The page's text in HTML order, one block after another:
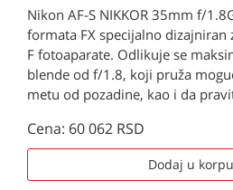
Nikon AF-S NIKKOR 35mm f/
formata FX specijalno
F fotoaparate. Odlikuje se
blende od f/1.8, koji pruža
metu od pozadine, kao i da
Cena: 60 062 RSD
Dodaj u korpu